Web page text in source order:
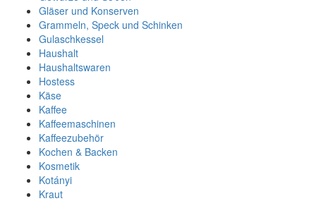
Gläser und Konserven
Grammeln, Speck und Schinken
Gulaschkessel
Haushalt
Haushaltswaren
Hostess
Käse
Kaffee
Kaffeemaschinen
Kaffeezubehör
Kochen & Backen
Kosmetik
Kotányi
Kraut